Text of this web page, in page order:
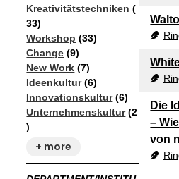
Kreativitätstechniken (
33)
Workshop (33)
Change (9)
New Work (7)
Ideenkultur(6)
Innovationskultur(6)
Unternehmenskultur(2
)
+ more
Die
–
von